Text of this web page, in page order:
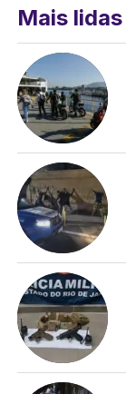
Mais lidas